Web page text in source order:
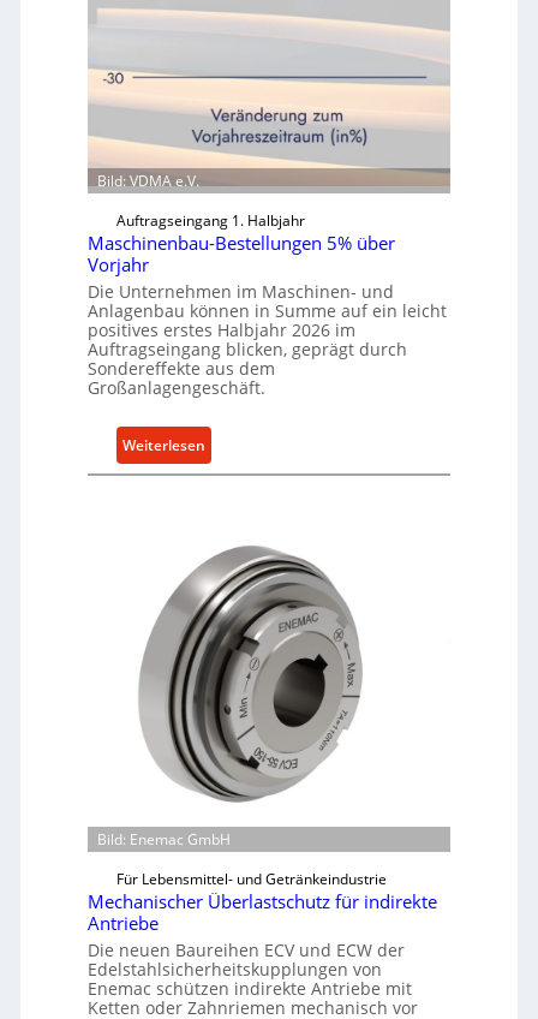
Bild: VDMA e.V.
Auftragseingang 1. Halbjahr
Maschinenbau-Bestellungen 5% über
Vorjahr
Die Unternehmen im Maschinen- und
Anlagenbau können in Summe auf ein leicht
positives erstes Halbjahr 2026 im
Auftragseingang blicken, geprägt durch
Sondereffekte aus dem
Großanlagengeschäft.
Weiterlesen
M
h
i
n
e
n
b
a
u
-
B
e
s
t
e
l
u
n
Bild: Enemac GmbH
Für Lebensmittel- und Getränkeindustrie
Mechanischer Überlastschutz für indirekte
Antriebe
Die neuen Baureihen ECV und ECW der
Edelstahlsicherheitskupplungen von
Enemac schützen indirekte Antriebe mit
Ketten oder Zahnriemen mechanisch vor